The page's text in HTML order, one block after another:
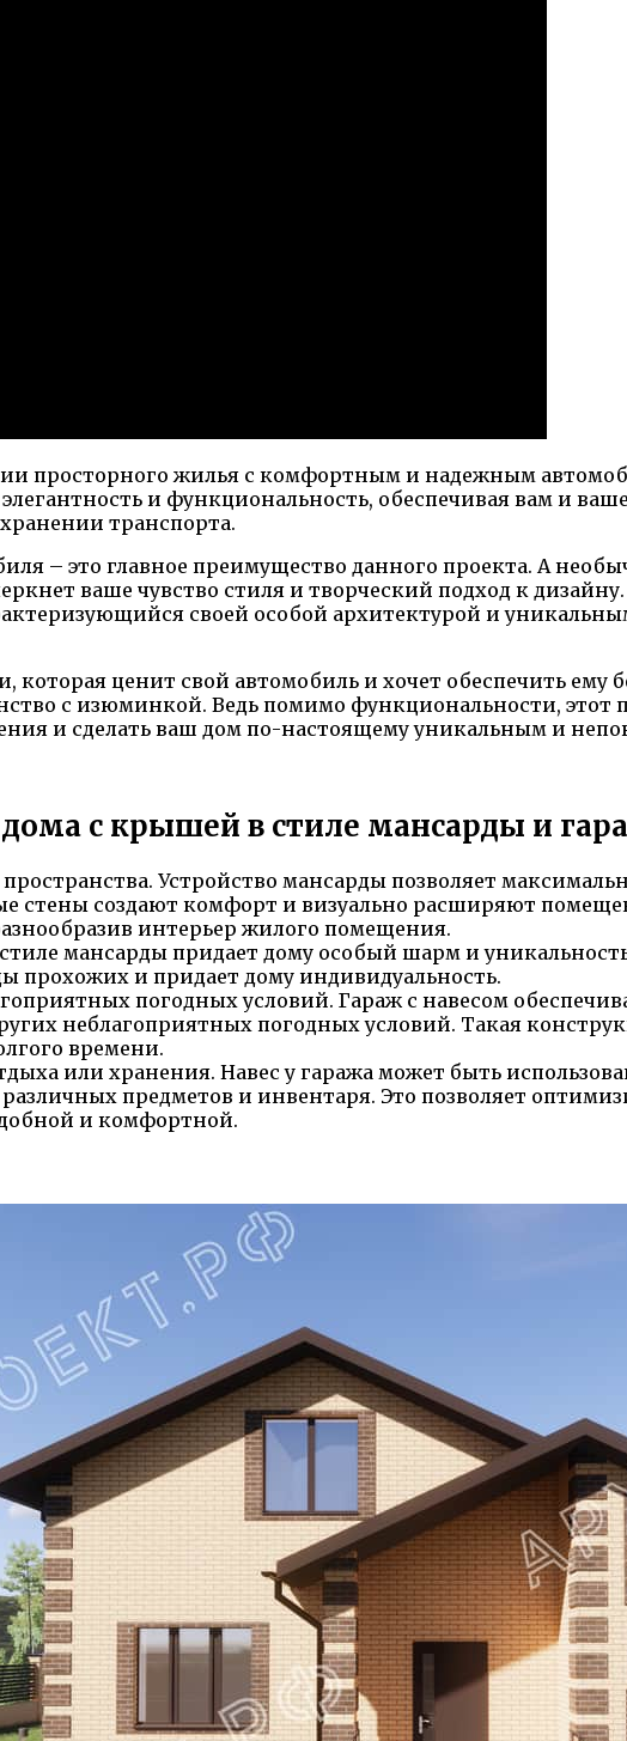
просторного жилья с комфортным и надежным
элегантность и функциональность, обеспечивая вам и
транспорта.
– это главное преимущество данного проекта. А
ваше чувство стиля и творческий подход к
своей особой архитектурой и
которая ценит свой автомобиль и хочет обеспечить ему
с изюминкой. Ведь помимо функциональности, этот
и сделать ваш дом по-настоящему уникальным и
с крышей в стиле мансарды и
Устройство мансарды позволяет
стены создают комфорт и визуально расширяют
интерьер жилого помещения.
мансарды придает дому особый шарм и
прохожих и придает дому индивидуальность.
погодных условий. Гараж с навесом
неблагоприятных погодных условий. Такая
времени.
или хранения. Навес у гаража может быть
предметов и инвентаря. Это позволяет
и комфортной.